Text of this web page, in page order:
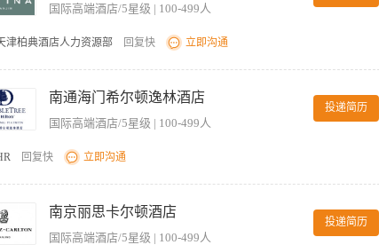
国际高端酒店/5星级 | 100-499人
津柏典酒店人力资源部 回复快 立即沟通
息。 2. Provide information and assistance to Resort guests, be familiar with all
facilities/environment by comforting, reporting to SPA Supervisor, and following up.
；处理客人关于设施/环境的投诉（安抚、上报水疗主管、跟进反馈）。 3.
before daily operation (disinfect lockers, replenish towels/slippers, arrange vanity items,
（消毒、补充浴巾/拖鞋、整理梳妆台、清除地面水渍）。 4. Coordinate shift
counters, floors, showers, bathtubs, steam rooms); keep linen and inventory room
准备鲜花及物资；从仓库领取物资并安全送至泳池及健身房。 6. Work closely with
malfunctions promptly and accurately. 与工程部配合进行预防性保养及设备正确使用
南通海门希尔顿逸林酒店
国际高端酒店/5星级 | 100-499人
投递简历
回复快 立即沟通
、完成上级交办的其他工作任务 【岗位要求】 1、热爱健身行业，具备基本的
精神，工作认真负责 5、无经验者可提供岗前培训
南京丽思卡尔顿酒店
国际高端酒店/5星级 | 100-499人
投递简历